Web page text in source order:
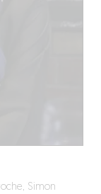
Simon